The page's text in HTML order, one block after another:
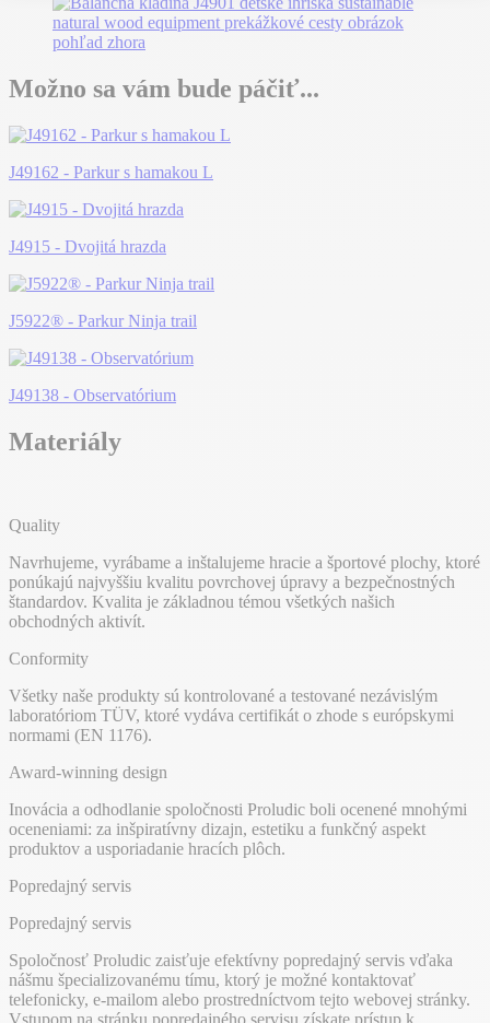
Možno sa vám bude páčiť...
J49162 - Parkur s hamakou L
J4915 - Dvojitá hrazda
J5922® - Parkur Ninja trail
J49138 - Observatórium
Materiály
Quality
Navrhujeme, vyrábame a inštalujeme hracie a športové plochy, ktoré
ponúkajú najvyššiu kvalitu povrchovej úpravy a bezpečnostných
štandardov. Kvalita je základnou témou všetkých našich
obchodných aktivít.
Conformity
Všetky naše produkty sú kontrolované a testované nezávislým
laboratóriom TÜV, ktoré vydáva certifikát o zhode s európskymi
normami (EN 1176).
Award-winning design
Inovácia a odhodlanie spoločnosti Proludic boli ocenené mnohými
oceneniami: za inšpiratívny dizajn, estetiku a funkčný aspekt
produktov a usporiadanie hracích plôch.
Popredajný servis
Popredajný servis
Spoločnosť Proludic zaisťuje efektívny popredajný servis vďaka
nášmu špecializovanému tímu, ktorý je možné kontaktovať
telefonicky, e-mailom alebo prostredníctvom tejto webovej stránky.
Vstupom na stránku popredajného servisu získate prístup k